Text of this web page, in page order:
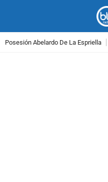
Posesión Abelardo De La Espriella